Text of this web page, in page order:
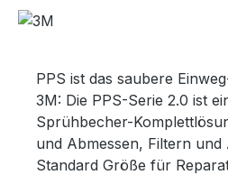
PPS ist das saubere
3M: Die PPS-Serie 2.0 ist
Sprühbecher-
und Abmessen, Filtern
Standard Größe für